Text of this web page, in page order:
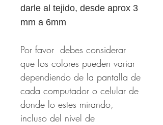
darle al tejido, desde aprox 3
mm a 6mm
Por favor debes considerar
que los colores pueden variar
dependiendo de la pantalla de
cada computador o celular de
donde lo estes mirando,
incluso del nivel de